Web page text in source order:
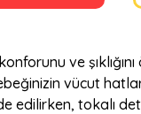
ve
vücut
edilirken, tokalı